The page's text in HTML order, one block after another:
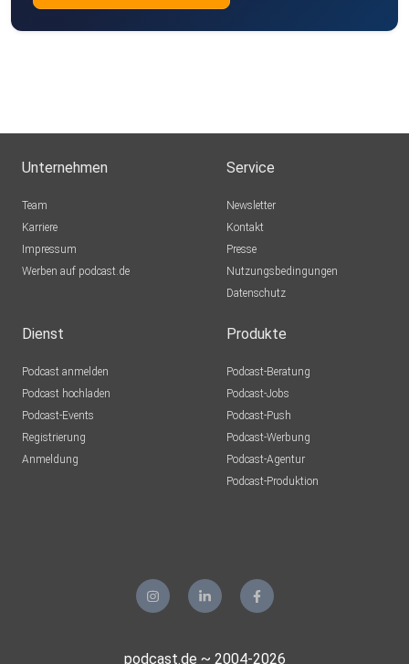
Unternehmen
Team
Karriere
Impressum
Werben auf podcast.de
Service
Newsletter
Kontakt
Presse
Nutzungsbedingungen
Datenschutz
Dienst
Podcast anmelden
Podcast hochladen
Podcast-Events
Registrierung
Anmeldung
Produkte
Podcast-Beratung
Podcast-Jobs
Podcast-Push
Podcast-Werbung
Podcast-Agentur
Podcast-Produktion
podcast.de ~ 2004-2026